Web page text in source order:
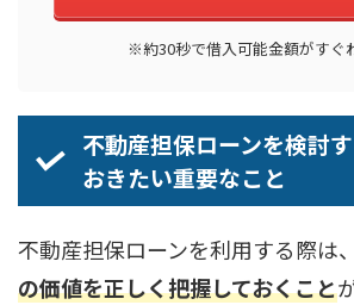
※約30秒で借入可能金額がすぐ
不動産担保ローンを検討
おきたい重要なこと
不動産担保ローンを利用する際は、
の価値を正しく把握しておくこと